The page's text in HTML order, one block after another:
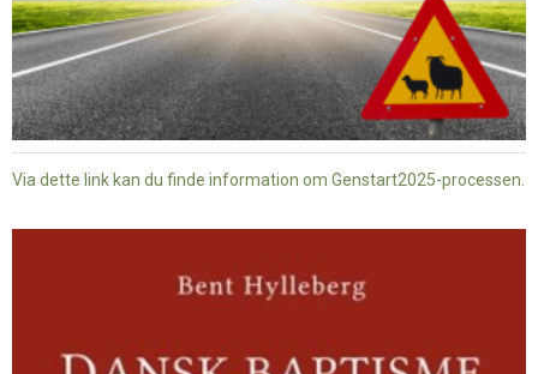
Via dette link kan du finde information om Genstart2025-processen.